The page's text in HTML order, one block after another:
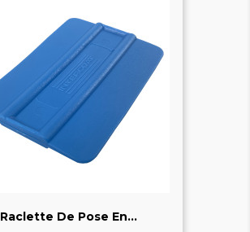
Raclette De Pose En...